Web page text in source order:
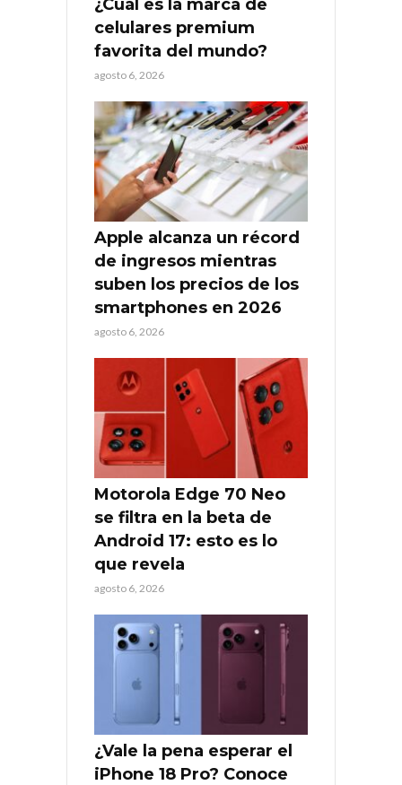
¿Cuál es la marca de
celulares premium
favorita del mundo?
agosto 6, 2026
Apple alcanza un récord
de ingresos mientras
suben los precios de los
smartphones en 2026
agosto 6, 2026
Motorola Edge 70 Neo
se filtra en la beta de
Android 17: esto es lo
que revela
agosto 6, 2026
¿Vale la pena esperar el
iPhone 18 Pro? Conoce